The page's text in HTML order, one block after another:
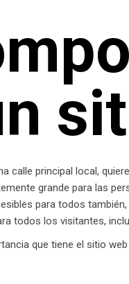
calle principal local,
grande para las
para todos
todos los visitantes,
que tiene el sitio